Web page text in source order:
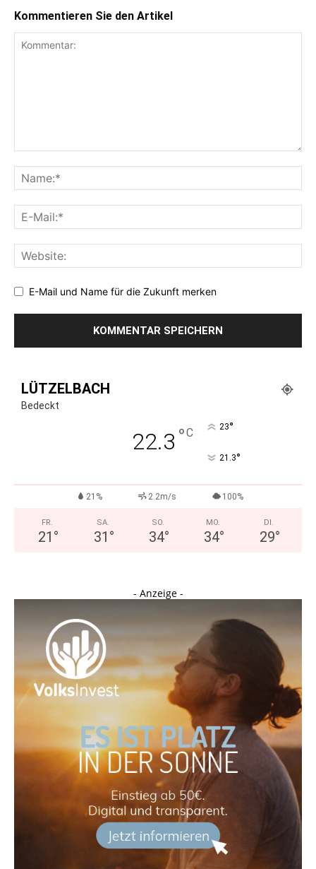
Kommentieren Sie den Artikel
E-Mail und Name für die Zukunft merken
LÜTZELBACH
Bedeckt
22.3 °C 23°
21.3°
21% 2.2m/s 100%
FR.
21 °
SA.
31 °
SO.
34°
MO.
34°
DI.
29°
- Anzeige -